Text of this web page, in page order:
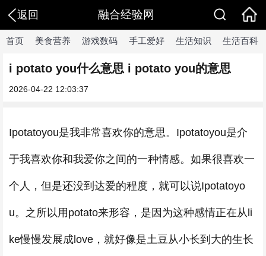
返回 融合经验网
首页 美食营养 游戏数码 手工爱好 生活知识 生活百科
​i potato you什么意思 i potato you的意思
2026-04-22 12:03:37
Ipotatoyou是我非常喜欢你的意思。Ipotatoyou是介
于我喜欢你和我爱你之间的一种情感。如果很喜欢一
个人，但是还没到达爱的程度，就可以说Ipotatoyo
u。之所以用potato来形容，是因为这种感情正在从li
ke慢慢发展成love，就好像是土豆从小长到大的生长